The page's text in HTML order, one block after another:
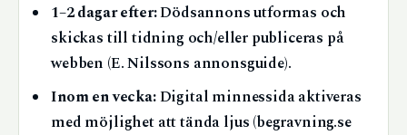
1–2 dagar efter:Dödsannons utformas och
skickas till tidning och/eller publiceras på
webben (E. Nilssons annonsguide).
Inom en vecka:Digital minnessida aktiveras
med möjlighet att tända ljus (begravning.se